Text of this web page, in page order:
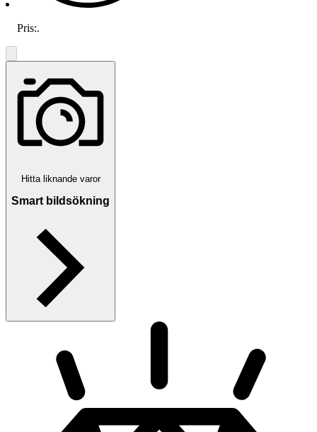
Pris:.
Hitta liknande varor
Smart bildsökning